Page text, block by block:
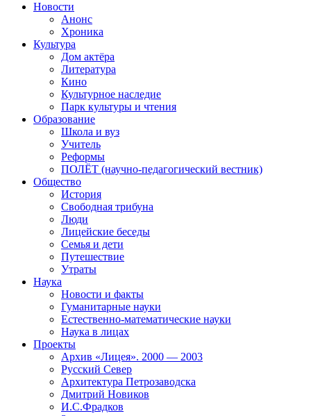
Новости
Анонс
Хроника
Культура
Дом актёра
Литература
Кино
Культурное наследие
Парк культуры и чтения
Образование
Школа и вуз
Учитель
Реформы
ПОЛЁТ (научно-педагогический вестник)
Общество
История
Свободная трибуна
Люди
Лицейские беседы
Семья и дети
Путешествие
Утраты
Наука
Новости и факты
Гуманитарные науки
Естественно-математические науки
Наука в лицах
Проекты
Архив «Лицея». 2000 — 2003
Русский Север
Архитектура Петрозаводска
Дмитрий Новиков
И.С.Фрадков